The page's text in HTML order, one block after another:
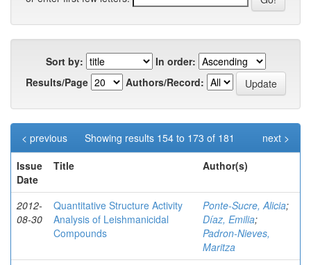
Sort by:
In order:
Results/Page
Authors/Record:
Showing results 154 to 173 of 181
< previous
next >
Issue
Date
Title Author(s)
2012-
08-30
Quantitative Structure Activity
Analysis of Leishmanicidal
Compounds
Ponte-Sucre, Alicia;
Díaz, Emilia;
Padron-Nieves,
Maritza